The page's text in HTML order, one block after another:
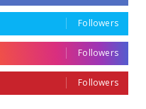
Followers
Followers
Followers